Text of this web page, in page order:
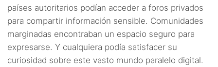
países autoritarios podían acceder a foros privados
para compartir información sensible. Comunidades
marginadas encontraban un espacio seguro para
expresarse. Y cualquiera podía satisfacer su
curiosidad sobre este vasto mundo paralelo digital.